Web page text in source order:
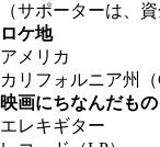
（サポーターは、
ロケ地
アメリカ
カリフォルニア州（
映画にちなんだもの
エレキギター